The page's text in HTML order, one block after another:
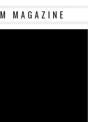
MAGAZINE